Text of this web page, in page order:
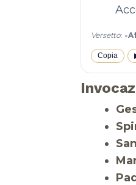
Versetto: «
Copia